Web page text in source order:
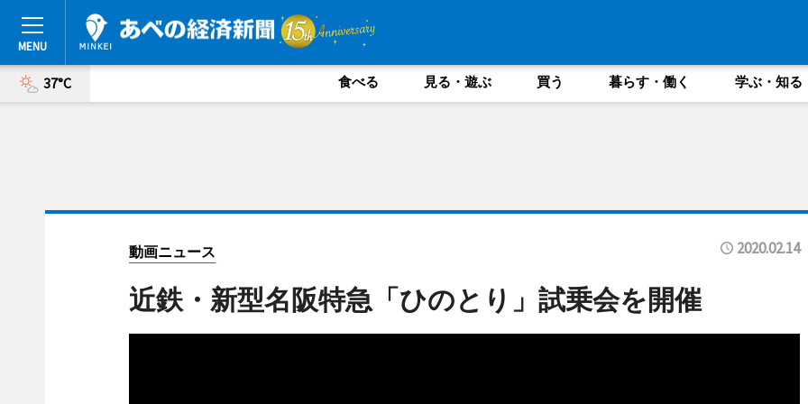
37°C 食べる 見る・遊ぶ 買う 暮らす・働く 学ぶ・知る
動画ニュース 2020.02.14
近鉄・新型名阪特急「ひのとり」試乗会を開催